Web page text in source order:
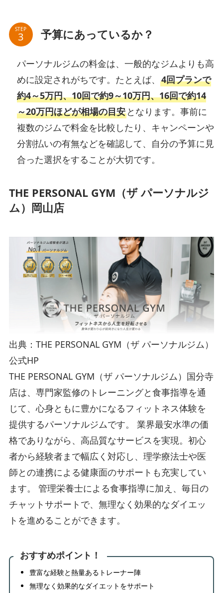
STEP 予算にあっているか？
パーソナルジムの料金は、一般的なジムよりも高
めに設定されがちです。たとえば、 4回プランで
約4～5万円、10回で約9～10万円、16回で約14
～20万円ほどが相場の目安となります。事前に
複数のジムで料金を比較したり、キャンペーンや
分割払いの有無などを確認して、自分の予算に見
合った選択をすることが大切です。
THE PERSONAL GYM（ザ パーソナルジ
ム）岡山店
出典：THE PERSONAL GYM（ザ パーソナルジム）
公式HP
THE PERSONAL GYM（ザ パーソナルジム）国分寺
店は、専門家監修のトレーニングと食事指導を通
じて、心身ともに豊かになるフィットネス体験を
提供するパーソナルジムです。 業界最安水準の価
格でありながら、高品質なサービスを実現。初心
者から経験者まで幅広く対応し、理学療法士や医
師との連携による健康面のサポートも充実してい
ます。 管理栄養士による食事指導に加え、毎日の
チャットサポートで、無理なく効果的なダイエッ
トを進めることができます。
おすすめポイント！
豊富な経験と熱量あるトレーナー陣
無理なく効果的なダイエットをサポート